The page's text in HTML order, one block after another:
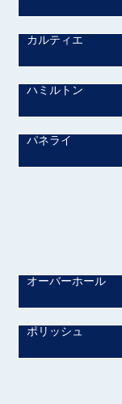
カルティエ
ハミルトン
パネライ
オーバーホール
ポリッシュ